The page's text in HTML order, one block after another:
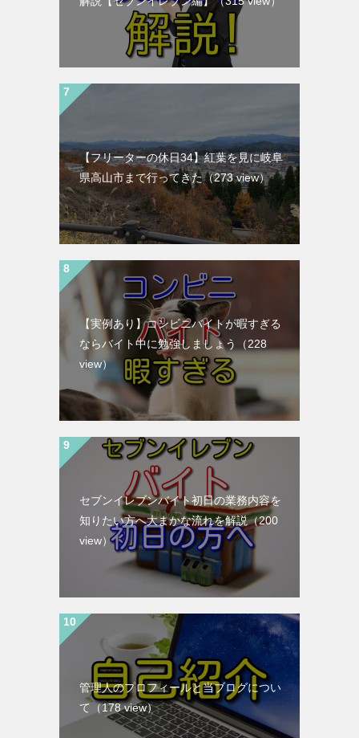
【フリーターの休日34】紅葉を見に岐阜
県高山市まで行ってきた（273 view）
【実例あり】コンビニバイトが暇すぎる
ならバイト中に勉強しましょう
（228
view）
セブンイレブンバイト初日の業務内容を
知りたい方へ大まかな流れを解説（200
view）
管理人のプロフィールと当ブログについ
て
（178 view）